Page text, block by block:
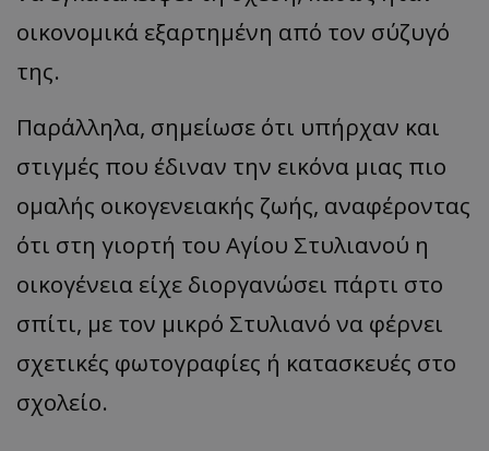
οικονομικά εξαρτημένη από τον σύζυγό
της.
Παράλληλα, σημείωσε ότι υπήρχαν και
στιγμές που έδιναν την εικόνα μιας πιο
ομαλής οικογενειακής ζωής, αναφέροντας
ότι στη γιορτή του Αγίου Στυλιανού η
οικογένεια είχε διοργανώσει πάρτι στο
σπίτι, με τον μικρό Στυλιανό να φέρνει
σχετικές φωτογραφίες ή κατασκευές στο
σχολείο.